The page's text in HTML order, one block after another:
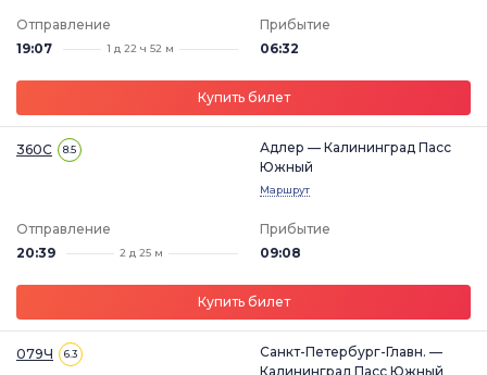
Отправление
19:07
1 д 22 ч 52 м
Прибытие
06:32
Купить билет
360С 8.5
Адлер — Калининград Пасс
Южный
Маршрут
Отправление
20:39
2 д 25 м
Прибытие
09:08
Купить билет
079Ч 6.3
Санкт-Петербург-Главн. —
Калининград Пасс Южный